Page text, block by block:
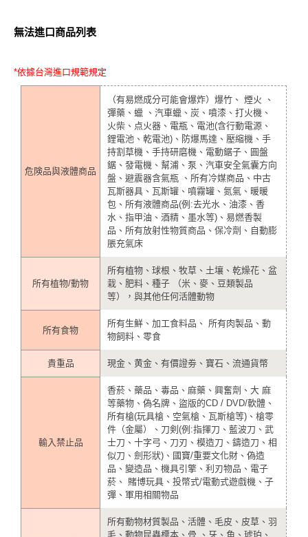
無法進口商品列表
*依據台灣進口規範規定
危険品與液體商品
（有易燃成分可能會爆炸）爆竹、 煙火 、
彈藥、蠟 、汽車蠟、炭、噴漆、打火機、
火柴、点火器、電瓶、電池(含行動電源、
鋰電池、乾電池)、防爆馬達、壓縮機、手
持割草機、手持研磨機、電動鋸子、圓盤
鋸、發電機、幫浦、泵、汽車安全氣囊方向
盤、避震器含氣瓶 、所有冷媒商品、中古
瓦斯器具、瓦斯罐、噴霧罐、氮氣、暖暖
包、所有液體商品(例:去光水、油漆、香
水、指甲油、酒精、墨水等)、易燃香製
品、所有放射性物質商品、保冷劑、自動膨
脹充氣床
所有植物/動物
所有植物、球根、牧草、土壤、乾燥花、盆
栽、肥料、種子 （米、麥、豆類製品
等），與其他任何活體動物
所有食物
所有生鮮、加工食料品、 所有肉製品、動
物飼料、零食
貴重品 現金、黄金、有價證劵、寶石、流通貨幣
輸入禁止品
香菸、藥品、毒品、麻藥、興奮劑、大 麻
等藥物、偽名牌、盜版的CD / DVD/軟體、
所有槍(玩具槍、空氣槍、瓦斯槍等)、槍零
件（金屬）、刀剣(例:指揮刀、藍波刀、武
士刀、十字弓、刀刃、模造刀、鑄造刀、相
似刀、劍形狀)、國寶/重要文化財、偽造
品、變造品、機具引擎、利刃物品、電子
菸、 賭博玩具、投幣式/電動式遊戲機、子
彈、軍用相關物品
所有動物材質製品、活體、毛皮、皮草、羽
毛、動物昆蟲標本、骨 、牙、角、琥珀、